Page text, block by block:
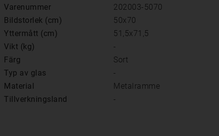
Varenummer
202003-5070
Bildstorlek (cm)
50x70
Yttermått (cm)
51,5x71,5
Vikt (kg)
-
Färg
Sort
Typ av glas
-
Material
Metalramme
Tillverkningsland
-